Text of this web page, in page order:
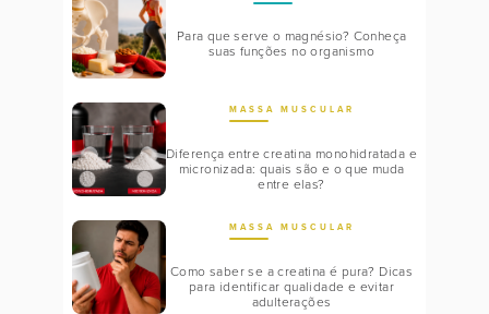
Para que serve o magnésio? Conheça
suas funções no organismo
MASSA MUSCULAR
Diferença entre creatina monohidratada e
micronizada: quais são e o que muda
entre elas?
MASSA MUSCULAR
Como saber se a creatina é pura? Dicas
para identificar qualidade e evitar
adulterações